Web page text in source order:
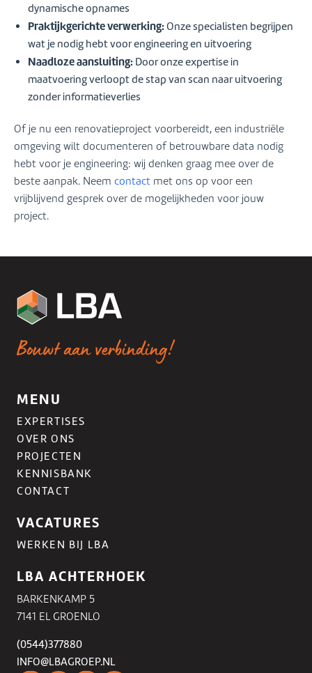
dynamische opnames
Praktijkgerichte verwerking: Onze specialisten begrijpen
wat je nodig hebt voor engineering en uitvoering
Naadloze aansluiting: Door onze expertise in
maatvoering verloopt de stap van scan naar uitvoering
zonder informatieverlies
Of je nu een renovatieproject voorbereidt, een industriële
omgeving wilt documenteren of betrouwbare data nodig
hebt voor je engineering: wij denken graag mee over de
beste aanpak. Neem contact met ons op voor een
vrijblijvend gesprek over de mogelijkheden voor jouw
project.
Bouwt aan verbinding!
MENU
EXPERTISES
OVER ONS
PROJECTEN
KENNISBANK
CONTACT
VACATURES
WERKEN BIJ LBA
LBA ACHTERHOEK
BARKENKAMP 5
7141 EL GROENLO
(0544)377880
INFO@LBAGROEP.NL